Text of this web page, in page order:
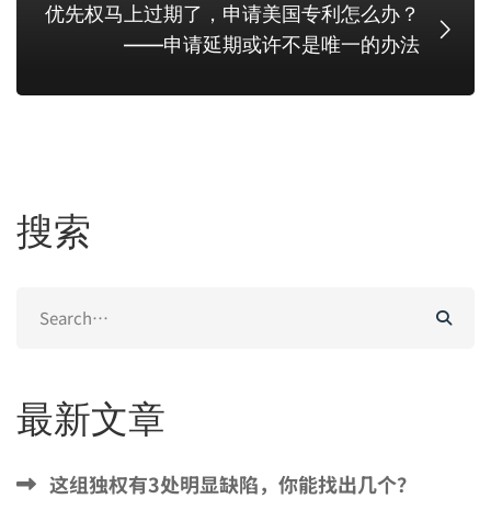
优先权马上过期了，申请美国专利怎么办？
——申请延期或许不是唯一的办法
搜索
for:
最新文章
这组独权有3处明显缺陷，你能找出几个？